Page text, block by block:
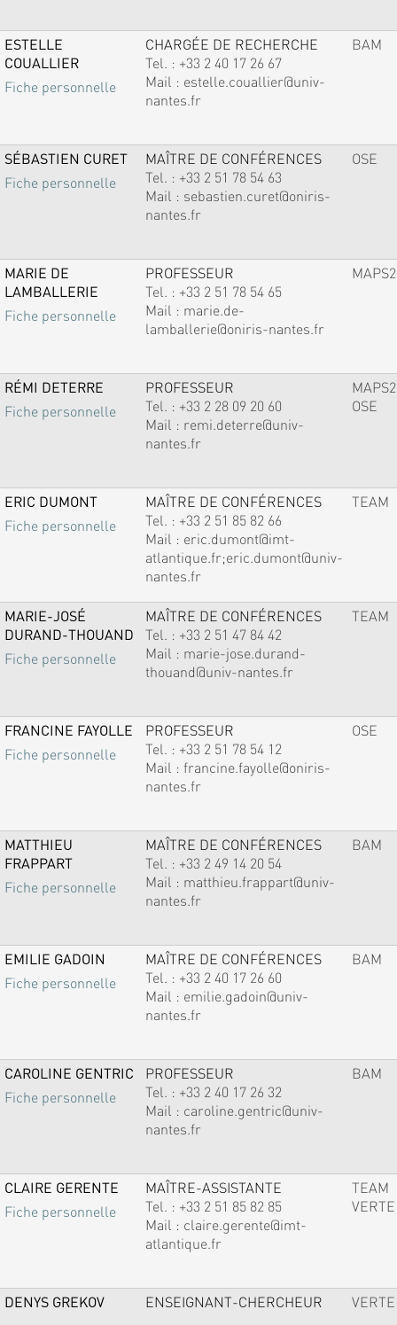
ESTELLE
COUALLIER
Fiche personnelle
CHARGÉE DE RECHERCHE
Tel. : +33 2 40 17 26 67
Mail : estelle.couallier@univ-
nantes.fr
BAM
SÉBASTIEN CURET
Fiche personnelle
MAÎTRE DE CONFÉRENCES
Tel. : +33 2 51 78 54 63
Mail : sebastien.curet@oniris-
nantes.fr
OSE
MARIE DE
LAMBALLERIE
Fiche personnelle
PROFESSEUR
Tel. : +33 2 51 78 54 65
Mail : marie.de-
lamballerie@oniris-nantes.fr
MAPS2
RÉMI DETERRE
Fiche personnelle
PROFESSEUR
Tel. : +33 2 28 09 20 60
Mail : remi.deterre@univ-
nantes.fr
MAPS2
OSE
ERIC DUMONT
Fiche personnelle
MAÎTRE DE CONFÉRENCES
Tel. : +33 2 51 85 82 66
Mail : eric.dumont@imt-
atlantique.fr;eric.dumont@univ-
nantes.fr
TEAM
MARIE-JOSÉ
DURAND-THOUAND
Fiche personnelle
MAÎTRE DE CONFÉRENCES
Tel. : +33 2 51 47 84 42
Mail : marie-jose.durand-
thouand@univ-nantes.fr
TEAM
FRANCINE FAYOLLE
Fiche personnelle
PROFESSEUR
Tel. : +33 2 51 78 54 12
Mail : francine.fayolle@oniris-
nantes.fr
OSE
MATTHIEU
FRAPPART
Fiche personnelle
MAÎTRE DE CONFÉRENCES
Tel. : +33 2 49 14 20 54
Mail : matthieu.frappart@univ-
nantes.fr
BAM
EMILIE GADOIN
Fiche personnelle
MAÎTRE DE CONFÉRENCES
Tel. : +33 2 40 17 26 60
Mail : emilie.gadoin@univ-
nantes.fr
BAM
CAROLINE GENTRIC
Fiche personnelle
PROFESSEUR
Tel. : +33 2 40 17 26 32
Mail : caroline.gentric@univ-
nantes.fr
BAM
CLAIRE GERENTE
Fiche personnelle
MAÎTRE-ASSISTANTE
Tel. : +33 2 51 85 82 85
Mail : claire.gerente@imt-
atlantique.fr
TEAM
VERTE
DENYS GREKOV ENSEIGNANT-CHERCHEUR VERTE